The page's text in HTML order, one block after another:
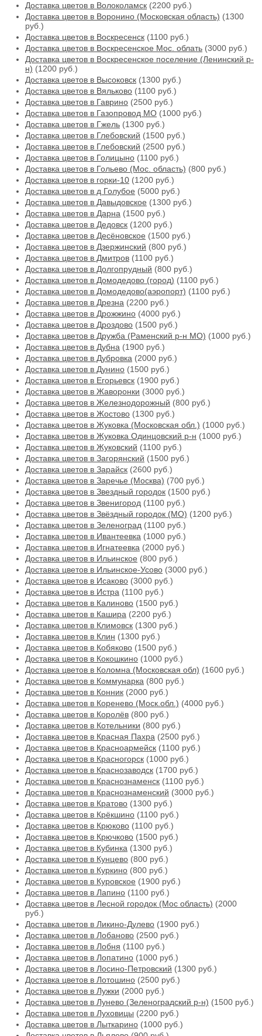
Доставка цветов в Волоколамск (2200 руб.)
Доставка цветов в Воронино (Московская область) (1300
руб.)
Доставка цветов в Воскресенск (1100 руб.)
Доставка цветов в Воскресенское Мос. облать (3000 руб.)
Доставка цветов в Воскресенское поселение (Ленинский р-
н) (1200 руб.)
Доставка цветов в Высоковск (1300 руб.)
Доставка цветов в Вяльково (1100 руб.)
Доставка цветов в Гаврино (2500 руб.)
Доставка цветов в Газопровод МО (1000 руб.)
Доставка цветов в Гжель (1300 руб.)
Доставка цветов в Глебовский (1500 руб.)
Доставка цветов в Глебовский (2500 руб.)
Доставка цветов в Голицыно (1100 руб.)
Доставка цветов в Гольево (Мос. область) (800 руб.)
Доставка цветов в горки-10 (1200 руб.)
Доставка цветов в д Голубое (5000 руб.)
Доставка цветов в Давыдовское (1300 руб.)
Доставка цветов в Дарна (1500 руб.)
Доставка цветов в Дедовск (1200 руб.)
Доставка цветов в Десёновское (1500 руб.)
Доставка цветов в Дзержинский (800 руб.)
Доставка цветов в Дмитров (1100 руб.)
Доставка цветов в Долгопрудный (800 руб.)
Доставка цветов в Домодедово (город) (1100 руб.)
Доставка цветов в Домодедово(аэропорт) (1100 руб.)
Доставка цветов в Дрезна (2200 руб.)
Доставка цветов в Дрожжино (4000 руб.)
Доставка цветов в Дроздово (1500 руб.)
Доставка цветов в Дружба (Раменский р-н МО) (1000 руб.)
Доставка цветов в Дубна (1900 руб.)
Доставка цветов в Дубровка (2000 руб.)
Доставка цветов в Дунино (1500 руб.)
Доставка цветов в Егорьевск (1900 руб.)
Доставка цветов в Жаворонки (3000 руб.)
Доставка цветов в Железнодорожный (800 руб.)
Доставка цветов в Жостово (1300 руб.)
Доставка цветов в Жуковка (Московская обл.) (1000 руб.)
Доставка цветов в Жуковка Одинцовский р-н (1000 руб.)
Доставка цветов в Жуковский (1100 руб.)
Доставка цветов в Загорянский (1500 руб.)
Доставка цветов в Зарайск (2600 руб.)
Доставка цветов в Заречье (Москва) (700 руб.)
Доставка цветов в Звездный городок (1500 руб.)
Доставка цветов в Звенигород (1100 руб.)
Доставка цветов в Звёздный городок (МО) (1200 руб.)
Доставка цветов в Зеленоград (1100 руб.)
Доставка цветов в Ивантеевка (1000 руб.)
Доставка цветов в Игнатеевка (2000 руб.)
Доставка цветов в Ильинское (800 руб.)
Доставка цветов в Ильинское-Усово (3000 руб.)
Доставка цветов в Исаково (3000 руб.)
Доставка цветов в Истра (1100 руб.)
Доставка цветов в Калиново (1500 руб.)
Доставка цветов в Кашира (2200 руб.)
Доставка цветов в Климовск (1300 руб.)
Доставка цветов в Клин (1300 руб.)
Доставка цветов в Кобяково (1500 руб.)
Доставка цветов в Кокошкино (1000 руб.)
Доставка цветов в Коломна (Московская обл) (1600 руб.)
Доставка цветов в Коммунарка (800 руб.)
Доставка цветов в Конник (2000 руб.)
Доставка цветов в Коренево (Моск.обл.) (4000 руб.)
Доставка цветов в Королёв (800 руб.)
Доставка цветов в Котельники (800 руб.)
Доставка цветов в Красная Пахра (2500 руб.)
Доставка цветов в Красноармейск (1100 руб.)
Доставка цветов в Красногорск (1000 руб.)
Доставка цветов в Краснозаводск (1700 руб.)
Доставка цветов в Краснознаменск (1100 руб.)
Доставка цветов в Краснознаменский (3000 руб.)
Доставка цветов в Кратово (1300 руб.)
Доставка цветов в Крёкшино (1100 руб.)
Доставка цветов в Крюково (1100 руб.)
Доставка цветов в Крючково (1500 руб.)
Доставка цветов в Кубинка (1300 руб.)
Доставка цветов в Кунцево (800 руб.)
Доставка цветов в Куркино (800 руб.)
Доставка цветов в Куровское (1900 руб.)
Доставка цветов в Лапино (1100 руб.)
Доставка цветов в Лесной городок (Мос область) (2000
руб.)
Доставка цветов в Ликино-Дулево (1900 руб.)
Доставка цветов в Лобаново (2500 руб.)
Доставка цветов в Лобня (1100 руб.)
Доставка цветов в Лопатино (1000 руб.)
Доставка цветов в Лосино-Петровский (1300 руб.)
Доставка цветов в Лотошино (2500 руб.)
Доставка цветов в Лужки (2000 руб.)
Доставка цветов в Лунево (Зеленоградский р-н) (1500 руб.)
Доставка цветов в Луховицы (2200 руб.)
Доставка цветов в Лыткарино (1000 руб.)